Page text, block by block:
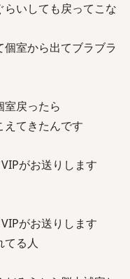
いしても戻ってこな
室から出てブラブラ
室戻ったら
えてきたんです
がお送りします
がお送りします
てる人